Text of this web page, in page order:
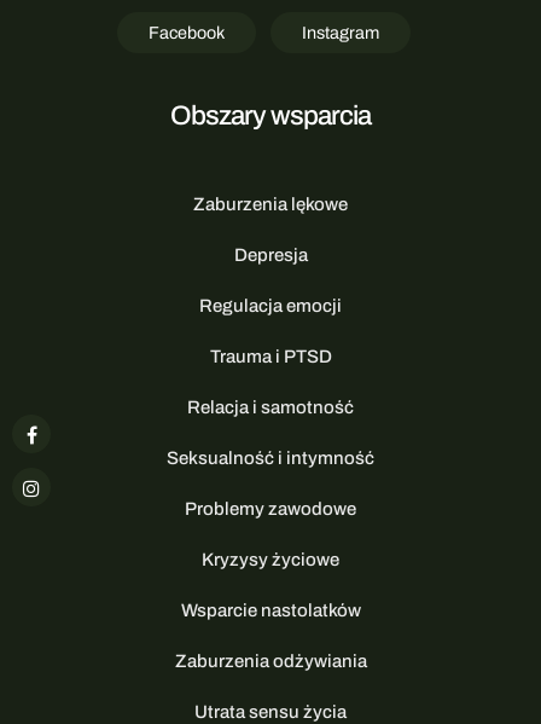
Facebook Instagram
Obszary wsparcia
Zaburzenia lękowe
Depresja
Regulacja emocji
Trauma i PTSD
Relacja i samotność
Seksualność i intymność
Problemy zawodowe
Kryzysy życiowe
Wsparcie nastolatków
Zaburzenia odżywiania
Utrata sensu życia